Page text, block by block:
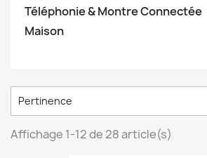
Téléphonie & Montre Connectée
Maison
Pertinence
Affichage 1-12 de 28 article(s)